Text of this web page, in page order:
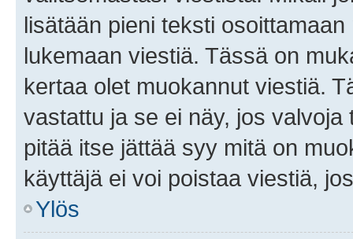
lisätään pieni teksti
lukemaan viestiä. Tässä on
kertaa olet muokannut viestiä.
vastattu ja se ei näy, jos
pitää itse jättää syy mitä on
käyttäjä ei voi poistaa viestiä,
Ylös